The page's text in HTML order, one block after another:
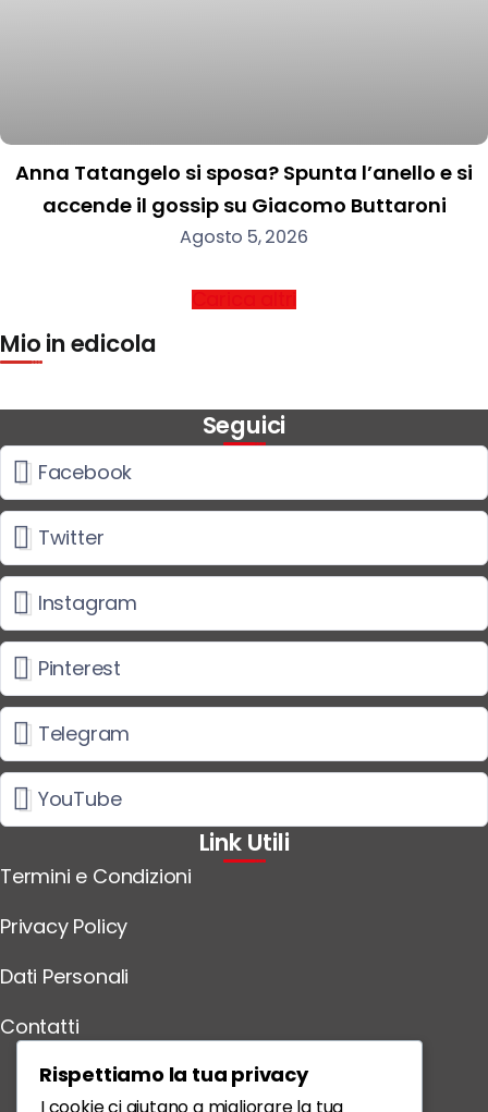
Anna Tatangelo si sposa? Spunta l’anello e si
accende il gossip su Giacomo Buttaroni
Agosto 5, 2026
Carica altri
Mio in edicola
Seguici
Facebook
Twitter
Instagram
Pinterest
Telegram
YouTube
Link Utili
Termini e Condizioni
Privacy Policy
Dati Personali
Contatti
Scarica l'App
Rispettiamo la tua privacy
I cookie ci aiutano a migliorare la tua